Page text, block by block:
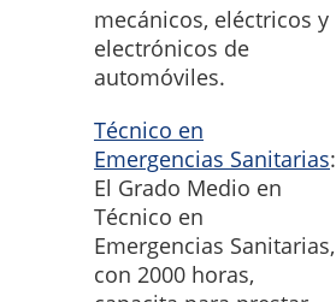
mecánicos, eléctricos y
electrónicos de
automóviles.
Técnico en
Emergencias Sanitarias:
El Grado Medio en
Técnico en
Emergencias Sanitarias,
con 2000 horas,